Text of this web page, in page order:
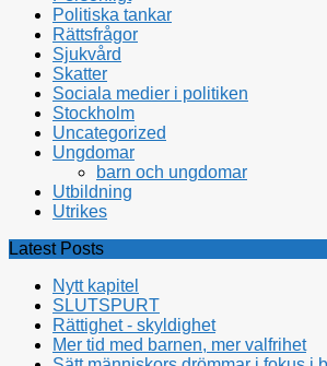
Politiska tankar
Rättsfrågor
Sjukvård
Skatter
Sociala medier i politiken
Stockholm
Uncategorized
Ungdomar
barn och ungdomar
Utbildning
Utrikes
Latest Posts
Nytt kapitel
SLUTSPURT
Rättighet - skyldighet
Mer tid med barnen, mer valfrihet